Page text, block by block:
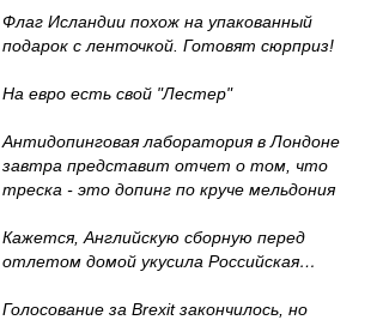
Флаг Исландии похож на упакованный
подарок с ленточкой. Готовят сюрприз!
На евро есть свой "Лестер"
Антидопинговая лаборатория в Лондоне
завтра представит отчет о том, что
треска - это допинг по круче мельдония
Кажется, Английскую сборную перед
отлетом домой укусила Российская…
Голосование за Brexit закончилось, но